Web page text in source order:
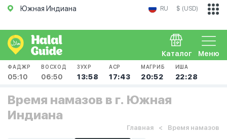
Южная Индиана RU $ (USD)
Меню
Каталог
ФАДЖР
05:10
ВОСХОД
06:50
ЗУХР
13:58
АСР
17:43
МАГРИБ
20:52
ИША
22:28
Время намазов в г. Южная
Индиана
Главная Время намазов